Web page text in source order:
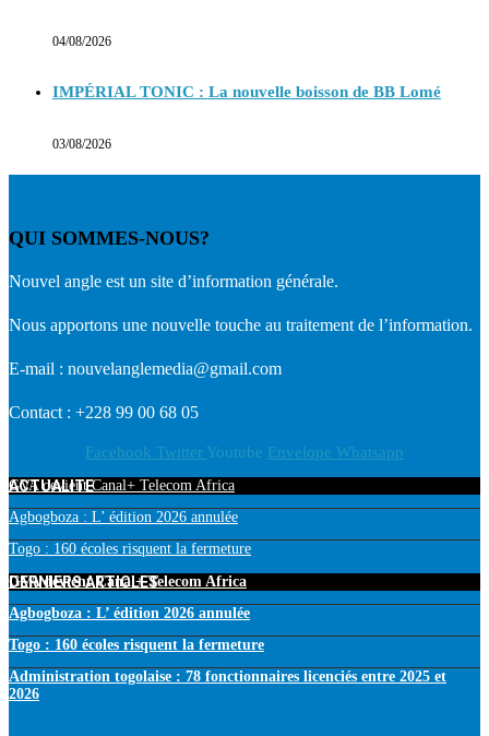
04/08/2026
IMPÉRIAL TONIC : La nouvelle boisson de BB Lomé
03/08/2026
QUI SOMMES-NOUS?
Nouvel angle est un site d’information générale.
Nous apportons une nouvelle touche au traitement de l’information.
E-mail : nouvelanglemedia@gmail.com
Contact : +228 99 00 68 05
Facebook Twitter Youtube Envelope Whatsapp
ACTUALITE
GVA devient Canal+ Telecom Africa
Agbogboza : L’ édition 2026 annulée
Togo : 160 écoles risquent la fermeture
DERNIERS ARTICLES
GVA devient Canal+ Telecom Africa
Agbogboza : L’ édition 2026 annulée
Togo : 160 écoles risquent la fermeture
Administration togolaise : 78 fonctionnaires licenciés entre 2025 et
2026